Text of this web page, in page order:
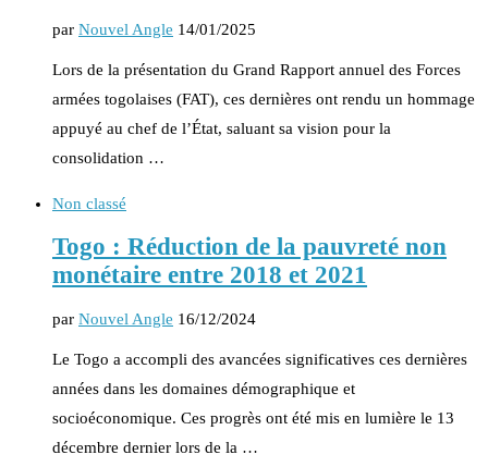
par Nouvel Angle 14/01/2025
Lors de la présentation du Grand Rapport annuel des Forces
armées togolaises (FAT), ces dernières ont rendu un hommage
appuyé au chef de l’État, saluant sa vision pour la
consolidation …
Non classé
Togo : Réduction de la pauvreté non
monétaire entre 2018 et 2021
par Nouvel Angle 16/12/2024
Le Togo a accompli des avancées significatives ces dernières
années dans les domaines démographique et
socioéconomique. Ces progrès ont été mis en lumière le 13
décembre dernier lors de la …